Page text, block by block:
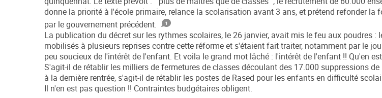
donne la priorité à l'école primaire, relance la scolarisation avant 3 ans, et prétend refonder la
par le gouvernement précédent.
La publication du décret sur les rythmes scolaires, le 26 janvier, avait mis le feu aux poudres :
mobilisés à plusieurs reprises contre cette réforme et s'étaient fait traiter, notamment par le
peu soucieux de l'intérêt de l'enfant. Et voila le grand mot lâché : l'intérêt de l'enfant !! Qu'en
S'agit-il de rétablir les milliers de fermetures de classes découlant des 17.000 suppressions
à la dernière rentrée, s'agit-il de rétablir les postes de Rased pour les enfants en difficulté
Il n'en est pas question !! Contraintes budgétaires obligent.